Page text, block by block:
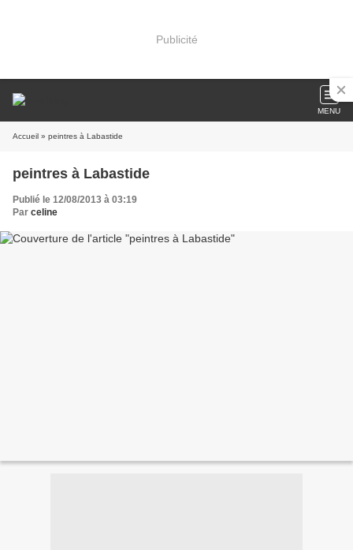
Publicité
MENU
Accueil » peintres à Labastide
peintres à Labastide
Publié le 12/08/2013 à 03:19
Par celine